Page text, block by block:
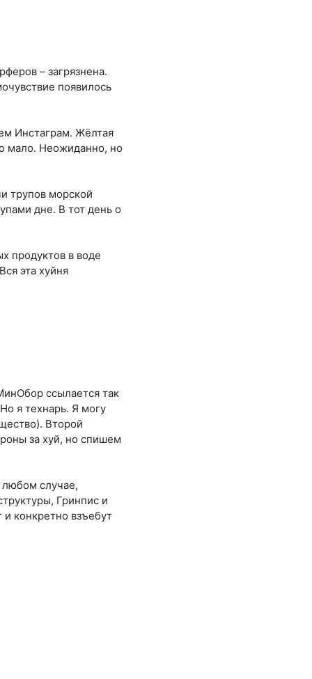
– загрязнена.
появилось
Инстаграм. Жёлтая
мало. Неожиданно, но
трупов морской
дне. В тот день о
продуктов в воде
эта хуйня
ссылается так
я технарь. Я могу
Второй
за хуй, но спишем
любом случае,
Гринпис и
и конкретно взъебут